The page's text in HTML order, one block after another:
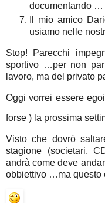
documentando …
Il mio amico
usiamo nelle
Stop! Parecchi
sportivo …per non
lavoro, ma del privato
Oggi vorrei essere
forse ) la prossima
Visto che dovrò
stagione (societari,
andrà come deve
obbiettivo …ma questo